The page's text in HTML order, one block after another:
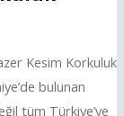
Kesim Korkuluk
bulunan
tüm Türkiye’ye